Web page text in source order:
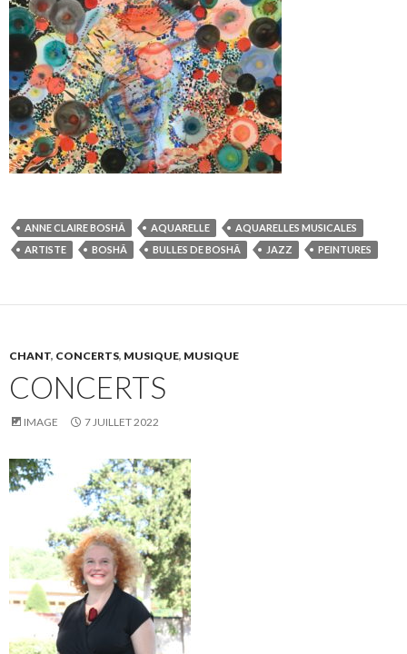
ANNE CLAIRE BOSHÂ AQUARELLE
AQUARELLES MUSICALES
ARTISTE
BOSHÂ BULLES DE BOSHÂ JAZZ PEINTURES
CHANT, CONCERTS, MUSIQUE, MUSIQUE
CONCERTS
IMAGE 7 JUILLET 2022